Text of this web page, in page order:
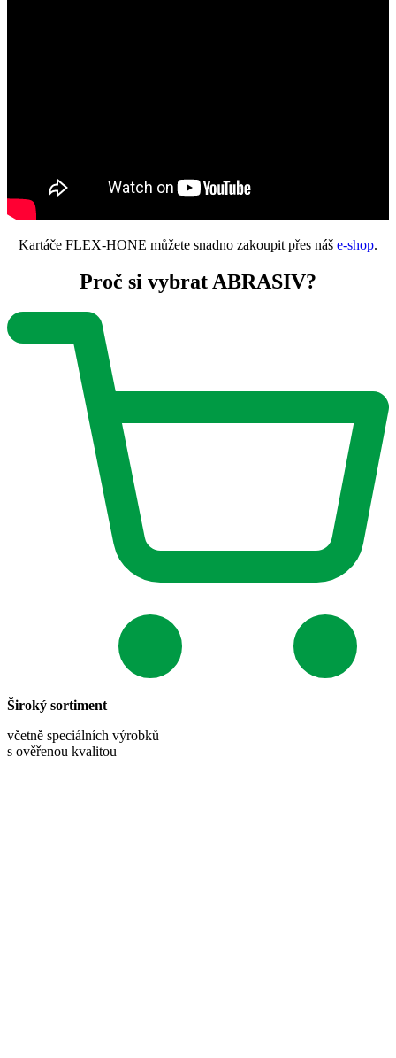
Kartáče FLEX-HONE můžete snadno zakoupit přes náš e-shop.
Proč si vybrat ABRASIV?
Široký sortiment
včetně speciálních výrobků
s ověřenou kvalitou